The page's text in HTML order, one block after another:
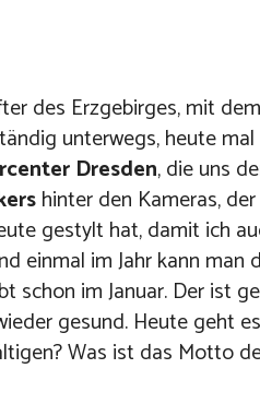
des Erzgebirges, mit dem
unterwegs, heute mal
Dresden, die uns
hinter den Kameras,
gestylt hat, damit ich
einmal im Jahr kann man
schon im Januar. Der ist
gesund. Heute geht
Was ist das Motto